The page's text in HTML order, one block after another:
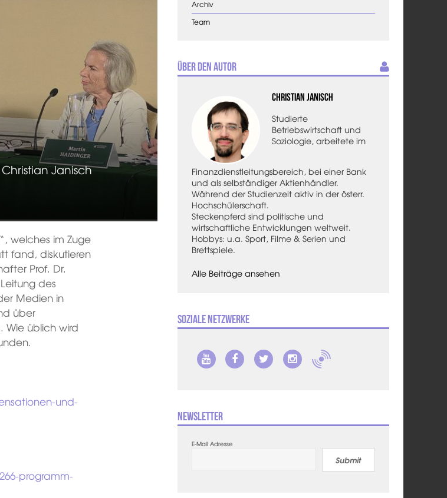
Christian Janisch
welches im Zuge
fand, diskutieren
Prof. Dr.
des
Medien in
über
Wie üblich wird
und-
programm-
Archiv
Team
Über den Autor
Christian Janisch
Studierte
Betriebswirtschaft und
Soziologie, arbeitete im
Finanzdienstleitungsbereich, bei einer Bank
und als selbständiger Aktienhändler.
Während der Studienzeit aktiv in der österr.
Hochschülerschaft.
Steckenpferd sind politische und
wirtschaftliche Entwicklungen weltweit.
Hobbys: u.a. Sport, Filme & Serien und
Brettspiele.
Alle Beiträge ansehen
Soziale Netzwerke
Newsletter
E-Mail Adresse
Submit